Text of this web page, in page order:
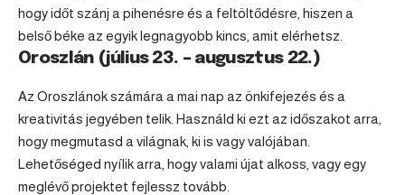
hogy időt szánj a pihenésre és a feltöltődésre, hiszen a
belső béke az egyik legnagyobb kincs, amit elérhetsz.
Oroszlán (július 23. – augusztus 22.)
Az Oroszlánok számára a mai nap az önkifejezés és a
kreativitás jegyében telik. Használd ki ezt az időszakot arra,
hogy megmutasd a világnak, ki is vagy valójában.
Lehetőséged nyílik arra, hogy valami újat alkoss, vagy egy
meglévő projektet fejlessz tovább.